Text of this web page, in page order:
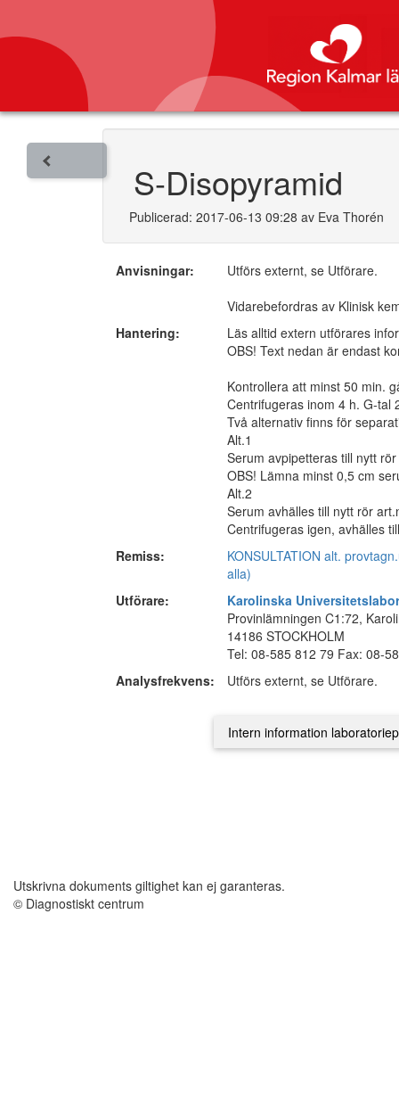
S-Disopyramid
Publicerad: 2017-06-13 09:28 av Eva Thorén
Anvisningar:
Utförs externt, se Utförare.
Vidarebefordras av Klinisk
Hantering:
Läs alltid extern utförares
OBS! Text nedan är endast
Kontrollera att minst 50 min.
Centrifugeras inom 4 h. G-tal
Två alternativ finns för
Alt.1
Serum avpipetteras till nytt
OBS! Lämna minst 0,5 cm
Alt.2
Serum avhälles till nytt rör
Centrifugeras igen, avhälles
Remiss:
KONSULTATION alt.
alla)
Utförare:
Karolinska
Provinlämningen C1:72,
14186 STOCKHOLM
Tel: 08-585 812 79 Fax: 08-
Analysfrekvens:
Utförs externt, se Utförare.
Utskrivna dokuments giltighet kan ej garanteras.
© Diagnostiskt centrum